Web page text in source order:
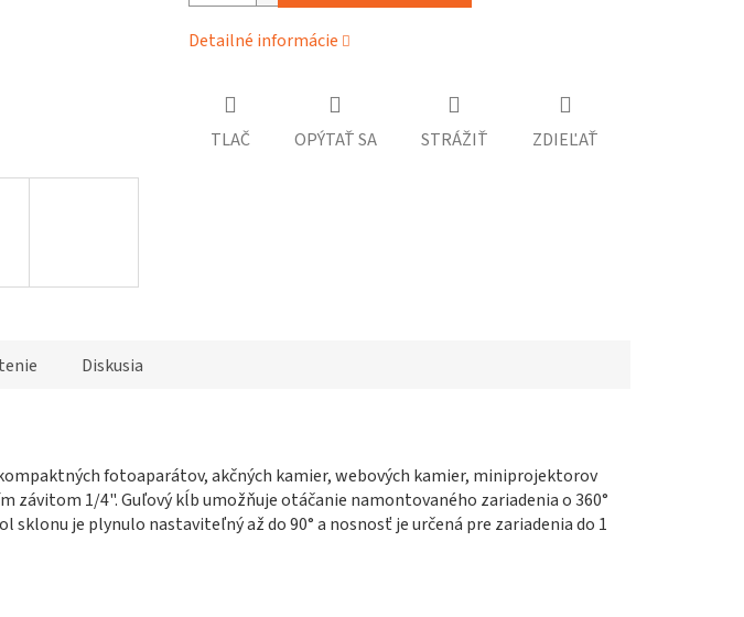
Detailné informácie
TLAČ OPÝTAŤ SA STRÁŽIŤ ZDIEĽAŤ
Diskusia
fotoaparátov, akčných kamier, webových kamier, miniprojektorov
závitom 1/4". Guľový kĺb umožňuje otáčanie namontovaného zariadenia o 360°
sklonu je plynulo nastaviteľný až do 90° a nosnosť je určená pre zariadenia do 1